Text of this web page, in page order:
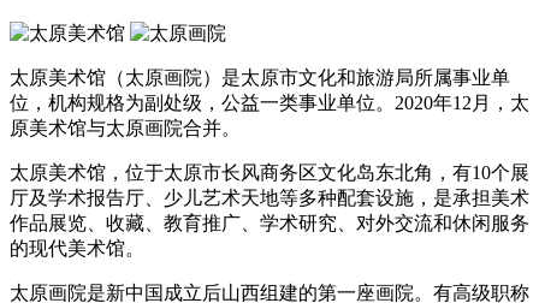
太原美术馆（太原画院）是太原市文化和旅游局所属事业单
位，机构规格为副处级，公益一类事业单位。2020年12月，太
原美术馆与太原画院合并。
太原美术馆，位于太原市长风商务区文化岛东北角，有10个展
厅及学术报告厅、少儿艺术天地等多种配套设施，是承担美术
作品展览、收藏、教育推广、学术研究、对外交流和休闲服务
的现代美术馆。
太原画院是新中国成立后山西组建的第一座画院。有高级职称